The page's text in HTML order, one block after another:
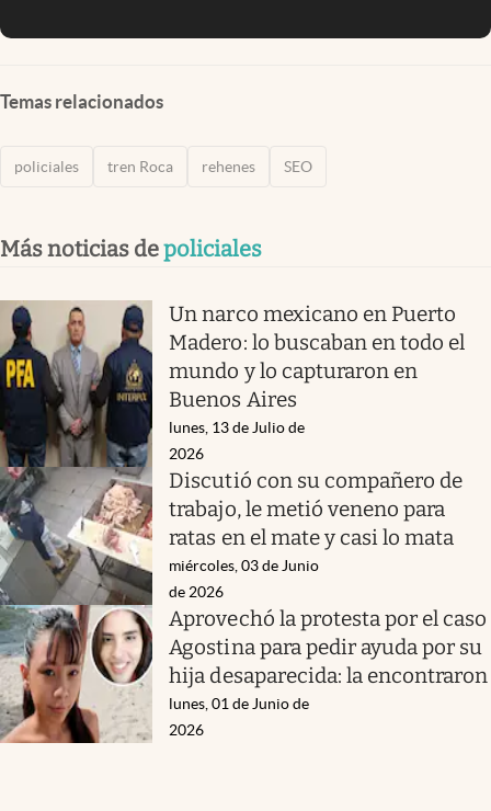
Temas relacionados
policiales tren Roca rehenes SEO
Más noticias depoliciales
Un narco mexicano en Puerto
Madero: lo buscaban en todo el
mundo y lo capturaron en
Buenos Aires
lunes, 13 de Julio de
2026
Discutió con su compañero de
trabajo, le metió veneno para
ratas en el mate y casi lo mata
miércoles, 03 de Junio
de 2026
Aprovechó la protesta por el caso
Agostina para pedir ayuda por su
hija desaparecida: la encontraron
lunes, 01 de Junio de
2026